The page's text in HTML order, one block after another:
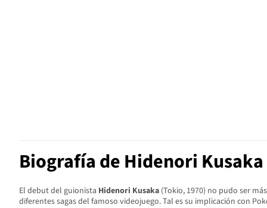
Biografía de Hidenori Kusaka
El debut del guionista Hidenori Kusaka (Tokio, 1970) no pudo ser
diferentes sagas del famoso videojuego. Tal es su implicación con